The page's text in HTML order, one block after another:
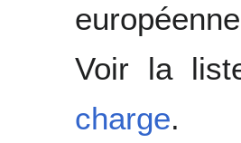
Voir la
charge.